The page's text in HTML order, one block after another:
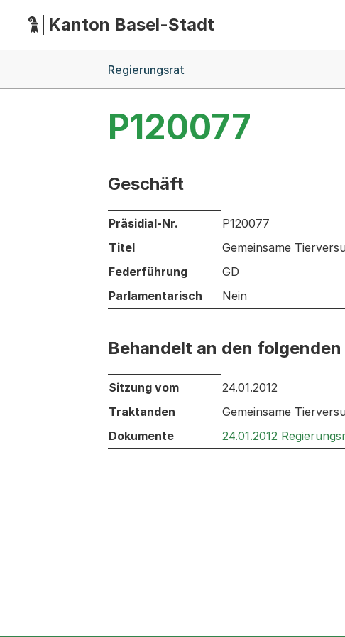
HauptnavigationKanton Basel-Stadt
Regierungsrat
P120077
Geschäft
Informationen zum Ausgewählten Geschäft
Präsidial-Nr.
P120077
Titel
Gemeinsame
Federführung
GD
Parlamentarisch
Nein
Behandelt an den
Behandelt an den folgenden Sitzungen:
Sitzung vom
24.01.2012
Traktanden
Gemeinsame
Dokumente
24.01.2012